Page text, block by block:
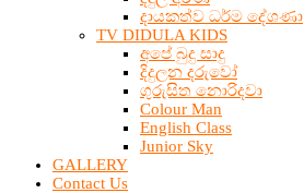
දායකත්ව ධර්ම දේශණා
TV DIDULA KIDS
අපේ බුදු සාදු
දිදුලන දරුවෝ
ගුරුසිත නොරිදවා
Colour Man
English Class
Junior Sky
GALLERY
Contact Us